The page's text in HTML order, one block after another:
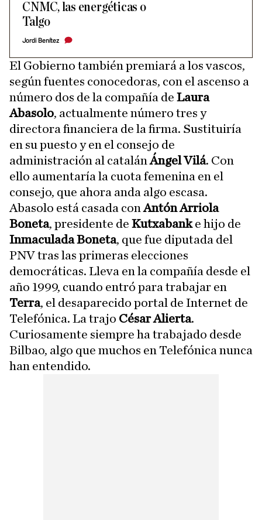
CNMC, las energéticas o
Talgo
Jordi Benítez
El Gobierno también premiará a los vascos,
según fuentes conocedoras, con el ascenso a
número dos de la compañía de Laura
Abasolo, actualmente número tres y
directora financiera de la firma. Sustituiría
en su puesto y en el consejo de
administración al catalánÁngel Vilá. Con
ello aumentaría la cuota femenina en el
consejo, que ahora anda algo escasa.
Abasolo está casada conAntón Arriola
Boneta, presidente de Kutxabanke hijo de
Inmaculada Boneta, que fue diputada del
PNV tras las primeras elecciones
democráticas. Lleva en la compañía desde el
año 1999, cuando entró para trabajar en
Terra, el desaparecido portal de Internet de
Telefónica. La trajo César Alierta.
Curiosamente siempre ha trabajado desde
Bilbao, algo que muchos en Telefónica nunca
han entendido.